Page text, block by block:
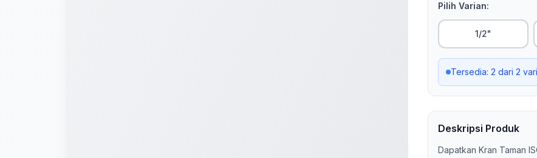
Pilih Varian:
1/2"
Tersedia: 2 dari 2
Deskripsi Produk
Dapatkan Kran Taman